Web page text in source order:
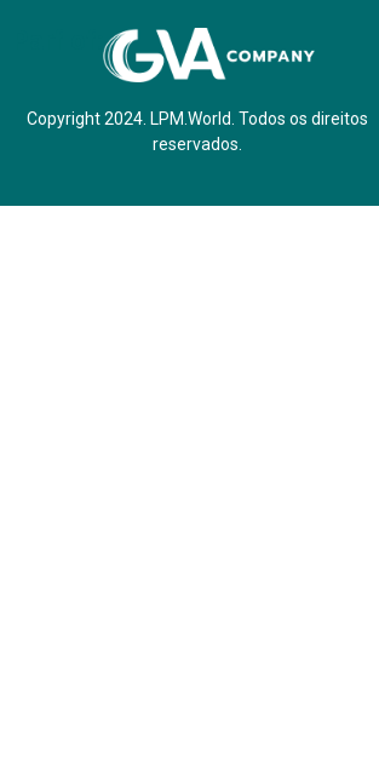
Copyright 2024. LPM.World. Todos os direitos
reservados.